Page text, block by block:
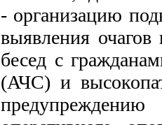
- организацию
выявления
бесед с
(АЧС) и